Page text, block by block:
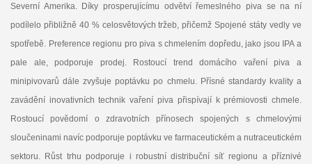
Severní Amerika. Díky prosperujícímu odvětví řemeslného piva se na ní
podílelo přibližně 40 % celosvětových tržeb, přičemž Spojené státy vedly ve
spotřebě. Preference regionu pro piva s chmelením dopředu, jako jsou IPA a
pale ale, podporuje prodej. Rostoucí trend domácího vaření piva a
minipivovarů dále zvyšuje poptávku po chmelu. Přísné standardy kvality a
zavádění inovativních technik vaření piva přispívají k prémiovosti chmele.
Rostoucí povědomí o zdravotních přínosech spojených s chmelovými
sloučeninami navíc podporuje poptávku ve farmaceutickém a nutraceutickém
sektoru. Růst trhu podporuje i robustní distribuční síť regionu a příznivé